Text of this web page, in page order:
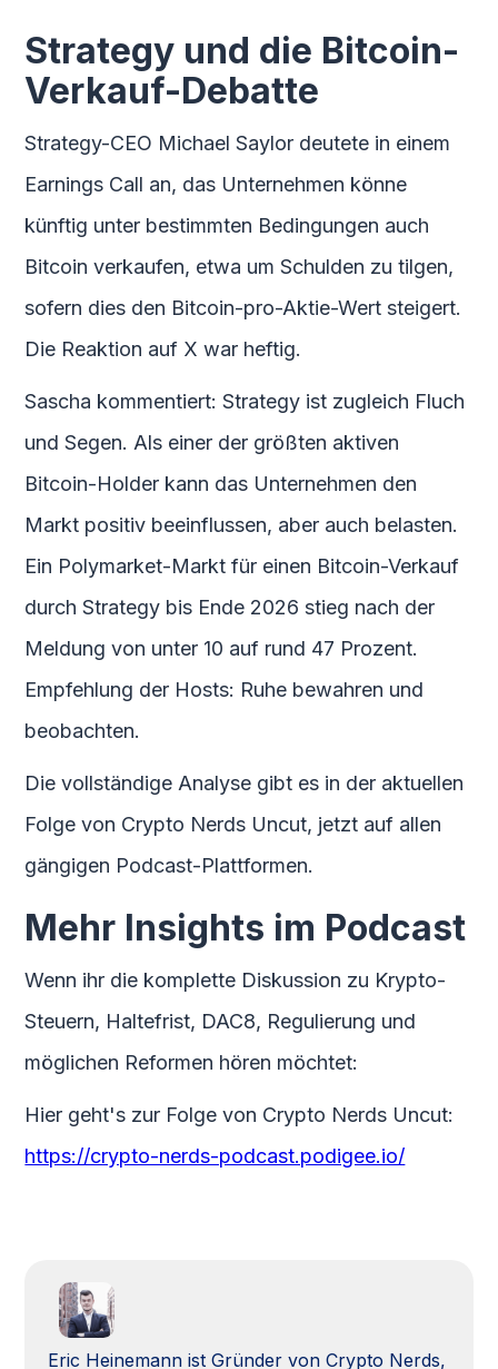
Strategy und die Bitcoin-
Verkauf-Debatte
Strategy-CEO Michael Saylor deutete in einem
Earnings Call an, das Unternehmen könne
künftig unter bestimmten Bedingungen auch
Bitcoin verkaufen, etwa um Schulden zu tilgen,
sofern dies den Bitcoin-pro-Aktie-Wert steigert.
Die Reaktion auf X war heftig.
Sascha kommentiert: Strategy ist zugleich Fluch
und Segen. Als einer der größten aktiven
Bitcoin-Holder kann das Unternehmen den
Markt positiv beeinflussen, aber auch belasten.
Ein Polymarket-Markt für einen Bitcoin-Verkauf
durch Strategy bis Ende 2026 stieg nach der
Meldung von unter 10 auf rund 47 Prozent.
Empfehlung der Hosts: Ruhe bewahren und
beobachten.
Die vollständige Analyse gibt es in der aktuellen
Folge von Crypto Nerds Uncut, jetzt auf allen
gängigen Podcast-Plattformen.
Mehr Insights im Podcast
Wenn ihr die komplette Diskussion zu Krypto-
Steuern, Haltefrist, DAC8, Regulierung und
möglichen Reformen hören möchtet:
Hier geht's zur Folge von Crypto Nerds Uncut:
https://crypto-nerds-podcast.podigee.io/
Eric Heinemann ist Gründer von Crypto Nerds,